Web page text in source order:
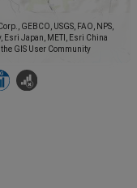
GEBCO, USGS, FAO, NPS,
Esri Japan, METI, Esri China
GIS User Community